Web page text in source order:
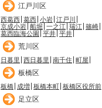
江戸川区
西葛西 葛西 小岩 江戸川
京成小岩 船堀 一之江 瑞江 篠崎
葛西臨海公園
平井 平井
荒川区
日暮里 西日暮里 南千住 町屋
板橋区
板橋 成増 板橋本町 板橋区役所前
足立区